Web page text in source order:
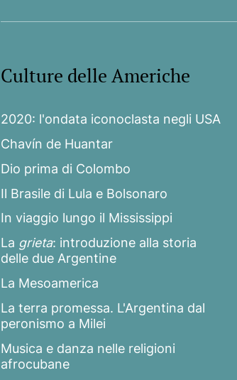
Culture delle Americhe
2020: l'ondata iconoclasta negli USA
Chavín de Huantar
Dio prima di Colombo
Il Brasile di Lula e Bolsonaro
In viaggio lungo il Mississippi
La grieta: introduzione alla storia
delle due Argentine
La Mesoamerica
La terra promessa. L'Argentina dal
peronismo a Milei
Musica e danza nelle religioni
afrocubane